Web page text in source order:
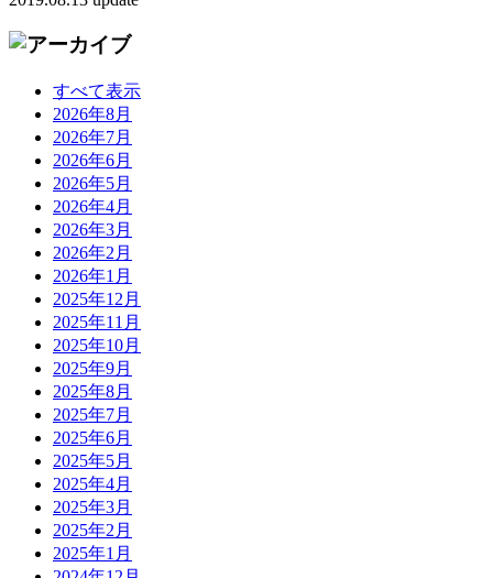
すべて表示
2026年8月
2026年7月
2026年6月
2026年5月
2026年4月
2026年3月
2026年2月
2026年1月
2025年12月
2025年11月
2025年10月
2025年9月
2025年8月
2025年7月
2025年6月
2025年5月
2025年4月
2025年3月
2025年2月
2025年1月